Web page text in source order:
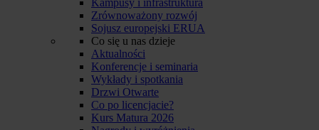
Zrównoważony rozwój
Sojusz europejski ERUA
Co się u nas dzieje
Aktualności
Konferencje i seminaria
Wykłady i spotkania
Drzwi Otwarte
Co po licencjacie?
Kurs Matura 2026